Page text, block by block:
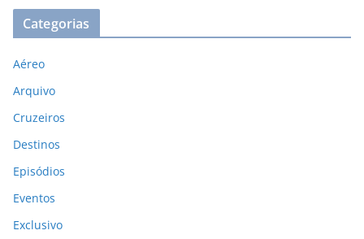
Categorias
Aéreo
Arquivo
Cruzeiros
Destinos
Episódios
Eventos
Exclusivo